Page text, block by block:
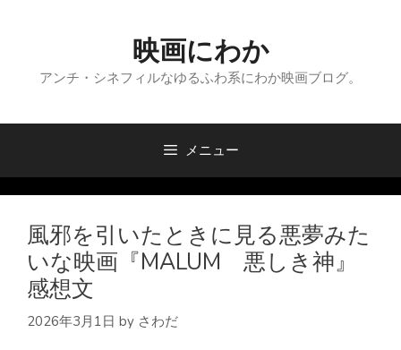
へ
映画にわか
アンチ・シネフィルなゆるふわ系にわか映画ブログ。
メニュー
風邪を引いたときに見る悪夢みた
いな映画『MALUM 悪しき神』
感想文
2026年3月1日 by さわだ